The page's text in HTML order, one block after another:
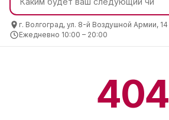
г. Волгоград, ул. 8-й Воздушной Армии, 14
Ежедневно 10:00 – 20:00
404